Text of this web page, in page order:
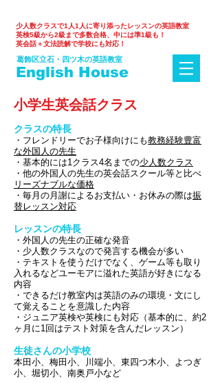
少人数クラスで1人1人に寄り添ったレッスンの英語教室
英検5級から2級まで多数合格、中には準1級も！
英会話＋文法読解で学校にも対応！​
English House
葛飾区立石・四ツ木の英語教室
小学生英会話クラス
クラスの特長
・フレンドリーでお子様向けにも教務経験豊富
な外国人の先生
・基本的には1クラス4名までの少人数クラス
・他の外国人の先生の英会話スクール等と比べ
リーズナブルな価格
・毎月の月謝によるお支払い・お休みの際は振
替レッスン対応
レッスンの特長
・外国人の先生の正確な発音
・少人数クラスなので発言する機会が多い
・テキストを使うだけでなく、ゲーム等も取り
入れるなどユーモアに溢れた英語が好きになる
内容
・できるだけ教室内は英語のみの環境・文にし
て覚えることを意識した内容
・ジュニア英検や英検にも対応（基本的に、約2
ヶ月に1回はテスト対策を含んだレッスン）
生徒さんの小学校
本田小、梅田小、川端小、東四つ木小、よつぎ
小、堀切小、南奥戸小など